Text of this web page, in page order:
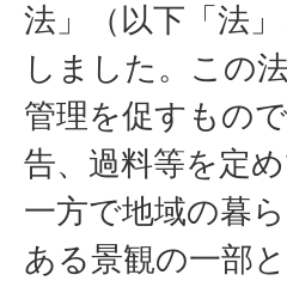
法」（以下「法
しました。この
管理を促すもの
告、過料等を定め
一方で地域の暮
ある景観の一部